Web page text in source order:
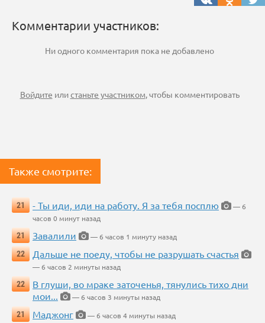
Комментарии участников:
Ни одного комментария пока не добавлено
Войдите илистаньте участником , чтобы комментировать
Также смотрите:
21 - Ты иди, иди на работу. Я за тебя посплю
— 6
часов 0 минут назад
21
Завалили
— 6 часов 1 минуту назад
22
Дальше не поеду, чтобы не разрушать счастья
— 6 часов 2 минуты назад
22
В глуши, во мраке заточенья, тянулись тихо дни
мои...
— 6 часов 3 минуты назад
21
Маджонг
— 6 часов 4 минуты назад